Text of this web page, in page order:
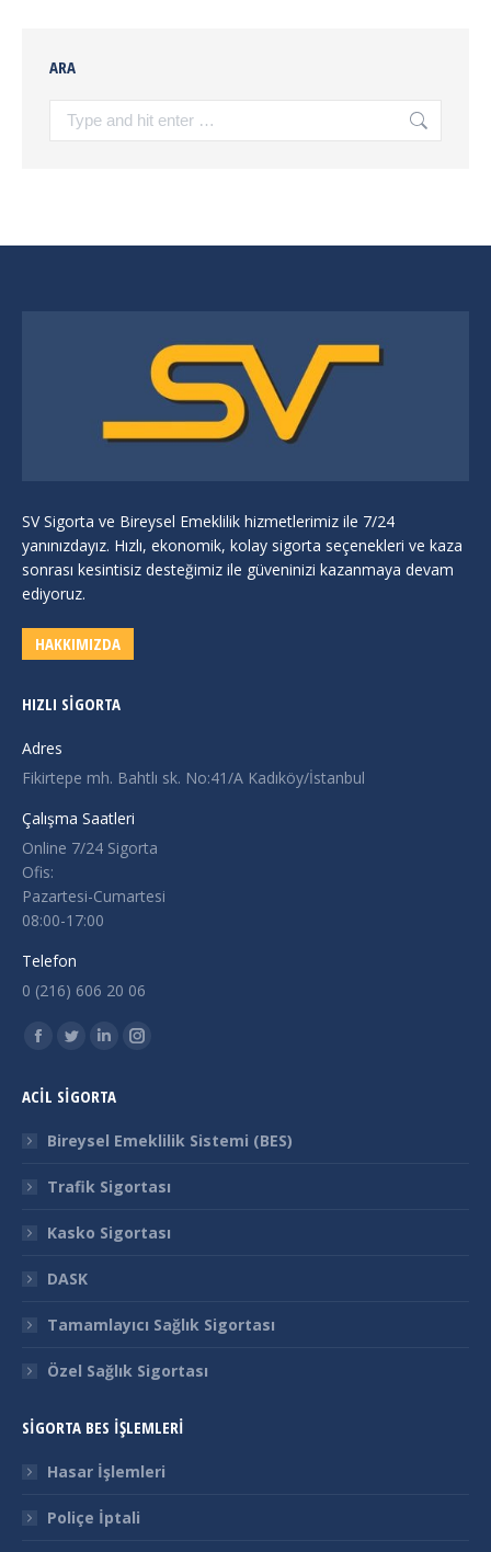
ARA
Search:
SV Sigorta ve Bireysel Emeklilik hizmetlerimiz ile 7/24
yanınızdayız. Hızlı, ekonomik, kolay sigorta seçenekleri ve kaza
sonrası kesintisiz desteğimiz ile güveninizi kazanmaya devam
ediyoruz.
HAKKIMIZDA
HIZLI SIGORTA
Adres
Fikirtepe mh. Bahtlı sk. No:41/A Kadıköy/İstanbul
Çalışma Saatleri
Online 7/24 Sigorta
Ofis:
Pazartesi-Cumartesi
08:00-17:00
Telefon
0 (216) 606 20 06
Find us on:
Facebook
opens
in
window
Twitter
opens
in
window
Linkedin
opens
in
window
Instagram
in
window
ACİL SİGORTA
Bireysel Emeklilik Sistemi (BES)
Trafik Sigortası
Kasko Sigortası
DASK
Tamamlayıcı Sağlık Sigortası
Özel Sağlık Sigortası
SİGORTA BES İŞLEMLERİ
Hasar İşlemleri
Poliçe İptali